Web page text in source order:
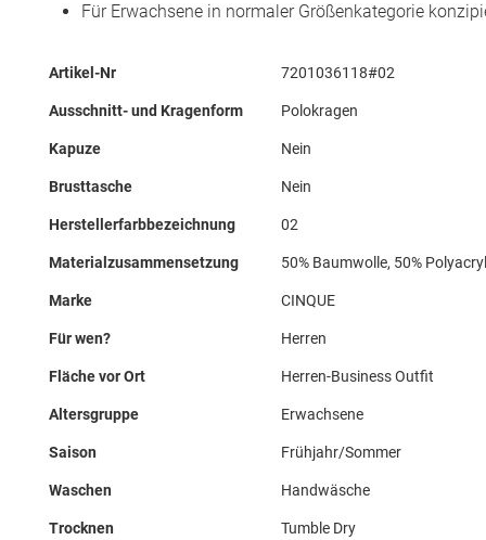
Für Erwachsene in normaler Größenkategorie
Mehr
Artikel-Nr 7201036118#02
Ausschnitt- und Kragenform Polokragen
Kapuze Nein
Brusttasche Nein
Herstellerfarbbezeichnung 02
Materialzusammensetzung 50% Baumwolle, 50% Polyacryl
Marke CINQUE
Für wen? Herren
Fläche vor Ort Herren-Business Outfit
Altersgruppe Erwachsene
Saison Frühjahr/Sommer
Waschen Handwäsche
Trocknen Tumble Dry